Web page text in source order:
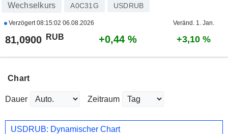
Wechselkurs A0C31G USDRUB
Verzögert08:15:02 06.08.2026 Veränd. 1. Jan.
81,0900 RUB +0,44 % +3,10 %
Chart
Dauer Zeitraum
USDRUB: Dynamischer Chart